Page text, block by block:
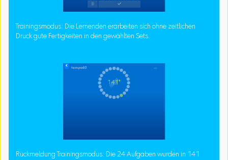
Trainingsmodus: Die Lernenden erarbeiten sich ohne zeitlichen
Druck gute Fertigkeiten in den gewählten Sets.
Rückmeldung Trainingsmodus: Die 24 Aufgaben wurden in 141